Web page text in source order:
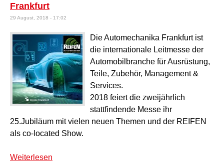
Frankfurt
29 August, 2018 - 17:02
Die Automechanika Frankfurt ist
die internationale Leitmesse der
Automobilbranche für Ausrüstung,
Teile, Zubehör, Management &
Services.
2018 feiert die zweijährlich
stattfindende Messe ihr
25.Jubiläum mit vielen neuen Themen und der REIFEN
als co-located Show.
Weiterlesen